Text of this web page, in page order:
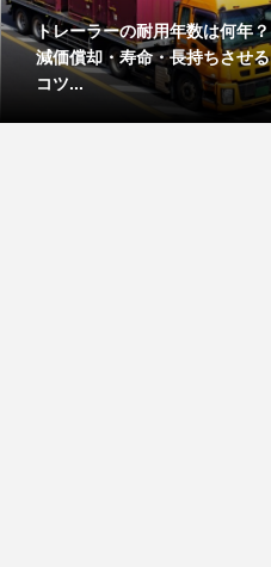
トレーラーの耐用年数は何年？
減価償却・寿命・長持ちさせる
コツ...